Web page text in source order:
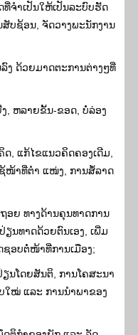
ຈໍາເປັນໃຫ້ເປັນລະບົບຮັັດ
ບຊ້ອນ, ຈັດວາງພະນັກງານ
ງ ດ້ວຍມາດຕະການຕ່າງໆທີ່
, ຫລາຍຂັ້ນ-ຂອດ, ບໍ່ລ່ອງ
, ແກ້ໄຂແນວຄິດຄອງເດີມ,
ໜ້າທີ່ຕໍາ ແໜ່ງ, ການສໍ້ລາດ
ອຍ ທາງດ້ານຄຸນທາດການ
ນທາດດ້ວຍຕົນເອງ, ເພີ່ມ
ອບຕໍ່ໜ້າທີ່ການເມືອງ;
ນໂດຍສັນຕິ, ການໂຄສະນາ
ໃໝ່ ແລະ ການນຳພາຂອງ